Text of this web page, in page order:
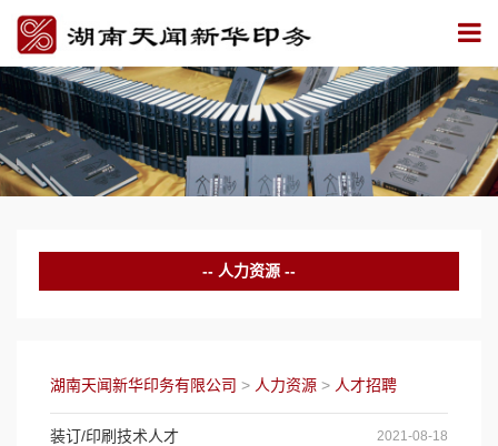
人力资源
人才招聘
湖南天闻新华印务有限公司 > 人力资源 > 人才招聘
2021-08-18
装订/印刷技术人才